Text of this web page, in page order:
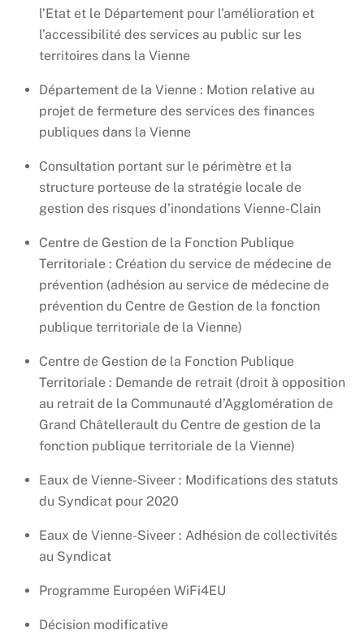
l’Etat et le Département pour l’amélioration et
l’accessibilité des services au public sur les
territoires dans la Vienne
Département de la Vienne : Motion relative au
projet de fermeture des services des finances
publiques dans la Vienne
Consultation portant sur le périmètre et la
structure porteuse de la stratégie locale de
gestion des risques d’inondations Vienne-Clain
Centre de Gestion de la Fonction Publique
Territoriale : Création du service de médecine de
prévention (adhésion au service de médecine de
prévention du Centre de Gestion de la fonction
publique territoriale de la Vienne)
Centre de Gestion de la Fonction Publique
Territoriale : Demande de retrait (droit à opposition
au retrait de la Communauté d’Agglomération de
Grand Châtellerault du Centre de gestion de la
fonction publique territoriale de la Vienne)
Eaux de Vienne-Siveer : Modifications des statuts
du Syndicat pour 2020
Eaux de Vienne-Siveer : Adhésion de collectivités
au Syndicat
Programme Européen WiFi4EU
Décision modificative